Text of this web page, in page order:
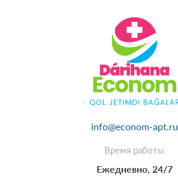
info@econom-apt.ru
Время работы
Ежедневно, 24/7